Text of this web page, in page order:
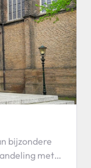
bijzondere
met